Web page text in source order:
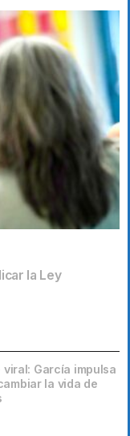
la Ley
viral: García impulsa
la vida de